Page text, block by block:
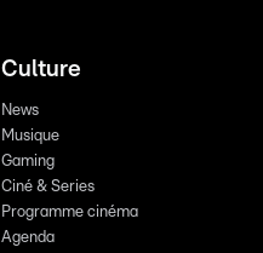
Culture
News
Musique
Gaming
Ciné & Series
Programme cinéma
Agenda